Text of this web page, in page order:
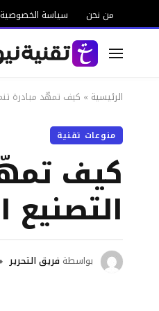
من نحن سياسة الخصوصية
الرئيسية » كيف تمهّد مبادرة
منوعات تقنية
كيف
بواسطة فريق التحرير